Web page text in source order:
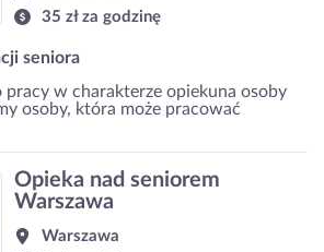
35 zł za godzinę
seniora
pracy w charakterze opiekuna osoby
osoby, która może pracować
Opieka nad seniorem
Warszawa
Warszawa